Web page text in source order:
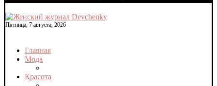
Пятница, 7 августа, 2026
Главная
Мода
Красота